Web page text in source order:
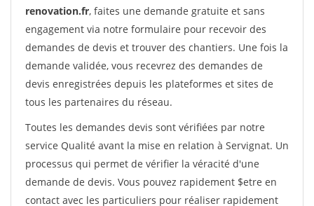
renovation.fr, faites une demande gratuite et sans
engagement via notre formulaire pour recevoir des
demandes de devis et trouver des chantiers. Une fois la
demande validée, vous recevrez des demandes de
devis enregistrées depuis les plateformes et sites de
tous les partenaires du réseau.
Toutes les demandes devis sont vérifiées par notre
service Qualité avant la mise en relation à Servignat. Un
processus qui permet de vérifier la véracité d'une
demande de devis. Vous pouvez rapidement $etre en
contact avec les particuliers pour réaliser rapidement